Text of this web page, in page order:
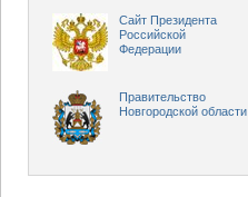
Сайт Президента
Российской
Федерации
Правительство
Новгородской области